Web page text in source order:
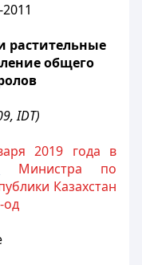
общего
IDT)
2019 года в
Министра по
Казахстан
од